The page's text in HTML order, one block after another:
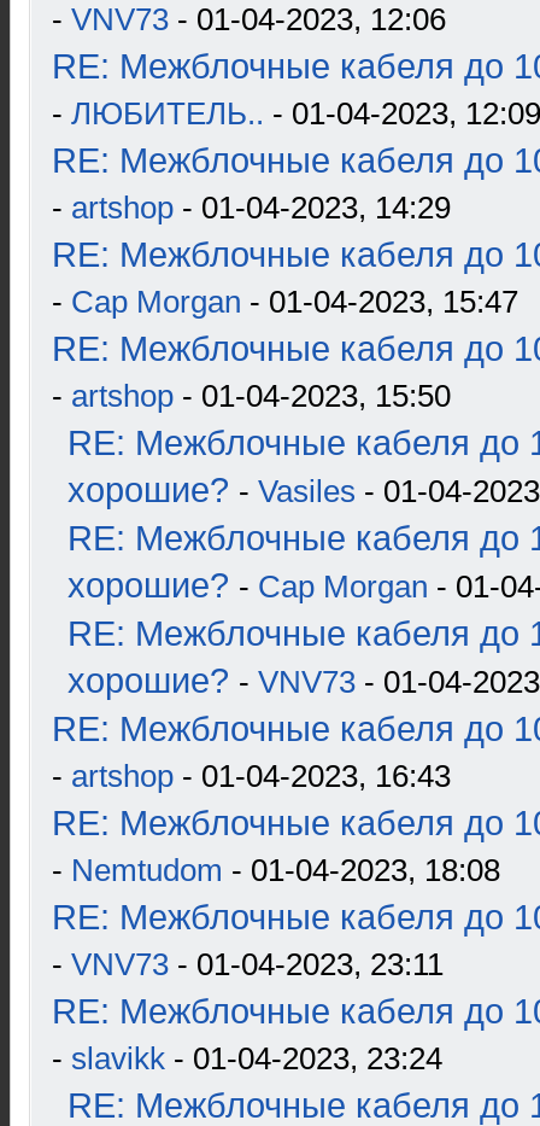
- VNV73 - 01-04-2023, 12:06
RE: Межблочные кабеля до
- ЛЮБИТЕЛЬ.. - 01-04-2023, 12:09
RE: Межблочные кабеля до
- artshop - 01-04-2023, 14:29
RE: Межблочные кабеля до
- Cap Morgan - 01-04-2023, 15:47
RE: Межблочные кабеля до
- artshop - 01-04-2023, 15:50
RE: Межблочные кабеля до
хорошие? - Vasiles - 01-04-
RE: Межблочные кабеля до
хорошие? - Cap Morgan - 01-
RE: Межблочные кабеля до
хорошие? - VNV73 - 01-04-
RE: Межблочные кабеля до
- artshop - 01-04-2023, 16:43
RE: Межблочные кабеля до
- Nemtudom - 01-04-2023, 18:08
RE: Межблочные кабеля до
- VNV73 - 01-04-2023, 23:11
RE: Межблочные кабеля до
- slavikk - 01-04-2023, 23:24
RE: Межблочные кабеля до